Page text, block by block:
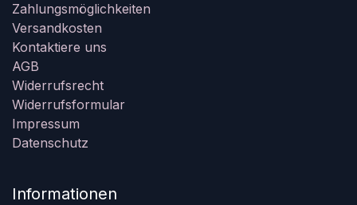
Zahlungsmöglichkeiten
Versandkosten
Kontaktiere uns
AGB
Widerrufsrecht
Widerrufsformular
Impressum
Datenschutz
Informationen